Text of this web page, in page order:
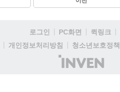
로그인 PC화면 퀵링크
개인정보처리방침 청소년보호정책
(주)
인